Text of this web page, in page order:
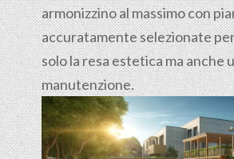
armonizzino al massimo con
accuratamente selezionate
solo la resa estetica ma anche
manutenzione.